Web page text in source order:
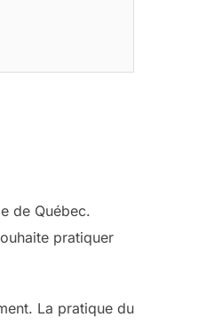
de Québec.
pratiquer
La pratique du